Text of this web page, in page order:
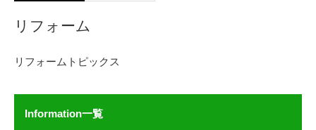
リフォーム
リフォームトピックス
Information一覧